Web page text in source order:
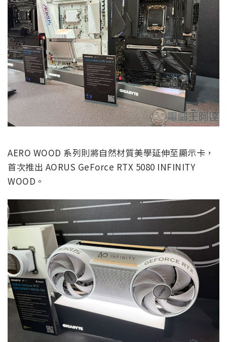
AERO WOOD 系列則將自然材質美學延伸至顯示卡，
首次推出 AORUS GeForce RTX 5080 INFINITY
WOOD。